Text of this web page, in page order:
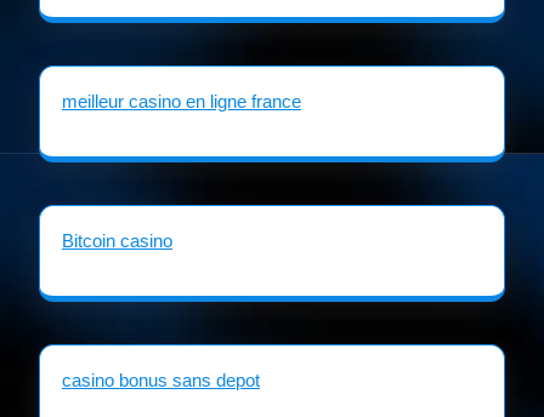
meilleur casino en ligne france
Bitcoin casino
casino bonus sans depot